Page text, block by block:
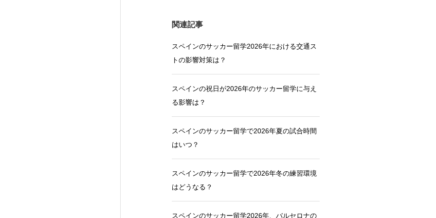
関連記事
スペインのサッカー留学2026年における交通ス
トの影響対策は？
スペインの祝日が2026年のサッカー留学に与え
る影響は？
スペインのサッカー留学で2026年夏の試合時間
はいつ？
スペインのサッカー留学で2026年冬の練習環境
はどうなる？
スペインのサッカー留学2026年、バルセロナの